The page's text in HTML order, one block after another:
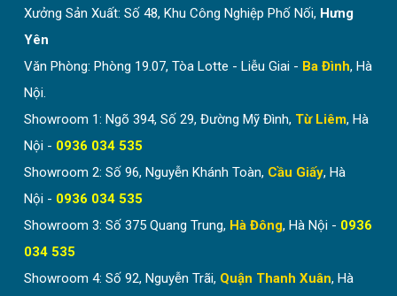
Xưởng Sản Xuất: Số 48, Khu Công Nghiệp Phố Nối, Hưng
Yên
Văn Phòng: Phòng 19.07, Tòa Lotte - Liễu Giai - Ba Đình, Hà
Nội.
Showroom 1: Ngõ 394, Số 29, Đường Mỹ Đình, Từ Liêm, Hà
Nội - 0936 034 535
Showroom 2: Số 96, Nguyễn Khánh Toàn, Cầu Giấy, Hà
Nội - 0936 034 535
Showroom 3: Số 375 Quang Trung, Hà Đông, Hà Nội - 0936
034 535
Showroom 4: Số 92, Nguyễn Trãi, Quận Thanh Xuân, Hà